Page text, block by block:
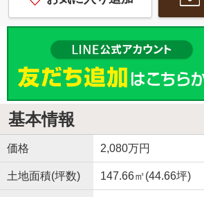
基本情報
価格 2,080万円
土地面積(坪数) 147.66㎡(44.66坪)